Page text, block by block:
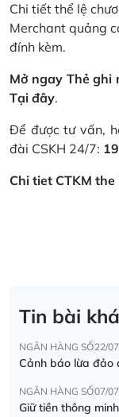
Chi tiết thể lệ
Merchant quảng
đính kèm.
Mở ngay Thẻ ghi
Tại đây.
Để được tư vấn,
đài CSKH 24/7:
Chi tiet CTKM
Tin bài
NGÂN HÀNG SỐ22/
Cảnh báo lừa đảo
NGÂN HÀNG SỐ07/
Giữ tiền thông